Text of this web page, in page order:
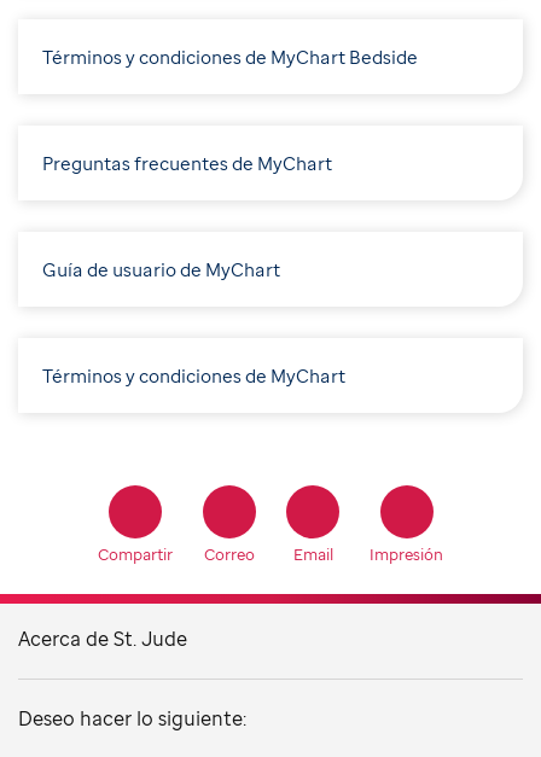
Términos y condiciones de MyChart Bedside
Preguntas frecuentes de MyChart
Guía de usuario de MyChart
Términos y condiciones de MyChart
Compartir Correo Email Impresión
Acerca de St. Jude
Deseo hacer lo siguiente: